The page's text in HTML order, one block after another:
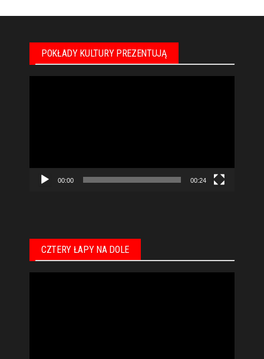
POKŁADY KULTURY PREZENTUJĄ
00:00 00:24
CZTERY ŁAPY NA DOLE